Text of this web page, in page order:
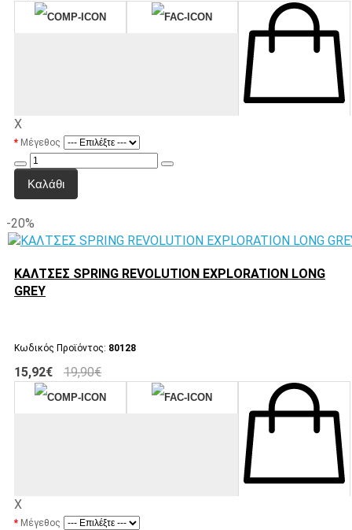
X
Μέγεθος
Καλάθι
-20%
ΚΑΛΤΣΕΣ SPRING REVOLUTION EXPLORATION LONG
GREY
Κωδικός Προϊόντος: 80128
15,92€ 19,90€
X
Μέγεθος